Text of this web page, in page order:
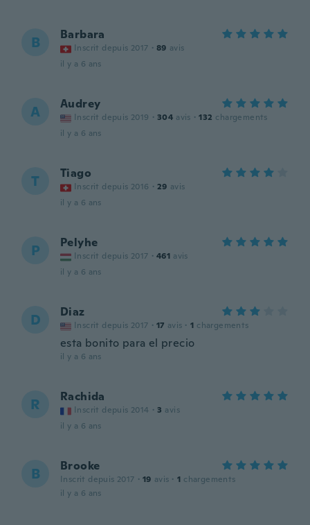
B Barbara
Inscrit depuis 2017 · 89 avis
il y a 6 ans
A Audrey
Inscrit depuis 2019 · 304 avis · 132 chargements
il y a 6 ans
T Tiago
Inscrit depuis 2016 · 29 avis
il y a 6 ans
P Pelyhe
Inscrit depuis 2017 · 461 avis
il y a 6 ans
D Diaz
Inscrit depuis 2017 · 17 avis · 1 chargements
esta bonito para el precio
il y a 6 ans
R Rachida
Inscrit depuis 2014 · 3 avis
il y a 6 ans
B Brooke
Inscrit depuis 2017 · 19 avis · 1 chargements
il y a 6 ans